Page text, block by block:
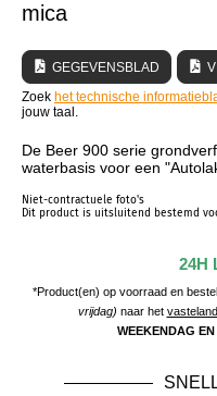
mica
GEGEVENSBLAD
Zoek het technische
jouw taal.
De Beer 900 serie
waterbasis voor een
Niet-contractuele foto's
Dit product is uitsluitend bestemd voor
24H
*Product(en) op voorraad en
vrijdag) naar het
WEEKENDAG